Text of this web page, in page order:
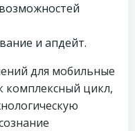
и апдейт.
для мобильные
комплексный цикл,